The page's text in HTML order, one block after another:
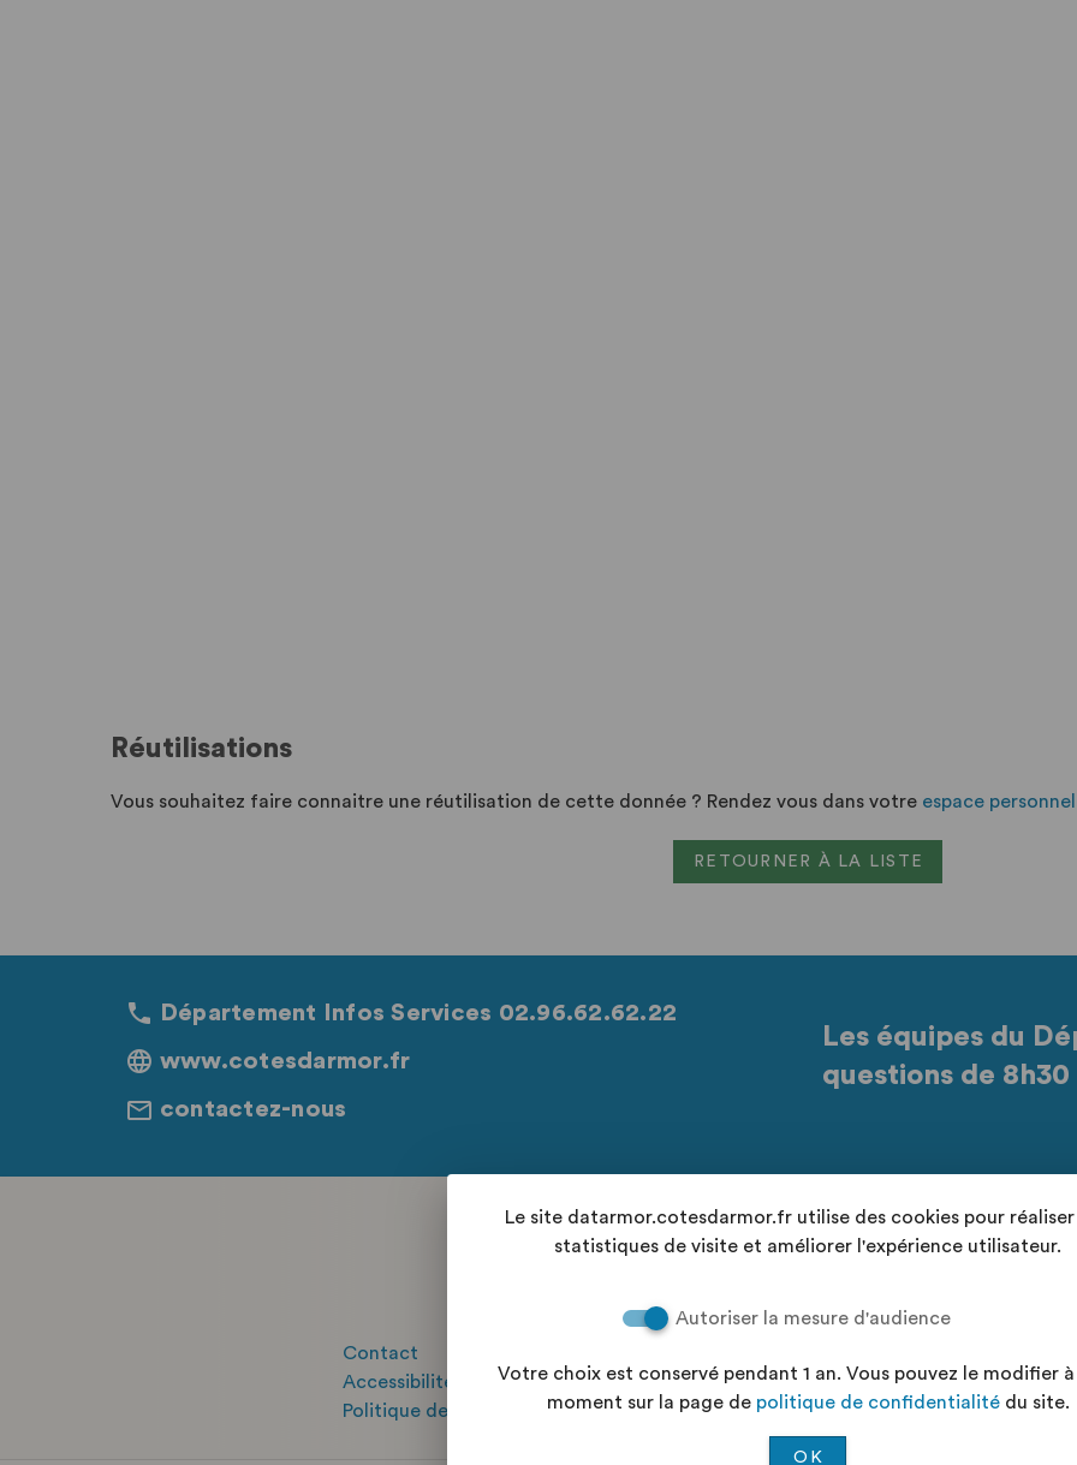
Réutilisations
Vous souhaitez faire connaitre une réutilisation de cette donnée ? Rendez vous dans votre espace personnel
RETOURNER À LA LISTE
Département Infos Services 02.96.62.62.22
www.cotesdarmor.fr
contactez-nous
Les équipes du
questions de
Retrouvez-nous sur les réseaux sociaux
Contact
Accessibilité : "partiellement conforme"
Politique de confidentialité
Le site datarmor.cotesdarmor.fr utilise des cookies pour réaliser
statistiques de visite et améliorer l'expérience utilisateur.
Autoriser la mesure d'audience
Votre choix est conservé pendant 1 an. Vous pouvez le modifier
moment sur la page de politique de confidentialitédu site.
OK